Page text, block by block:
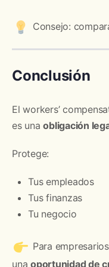
Consejo:
Conclusión
El workers’
es unaobligación
Protege:
Tus empleados
Tus finanzas
Tu negocio
Para
unaoportunidad de